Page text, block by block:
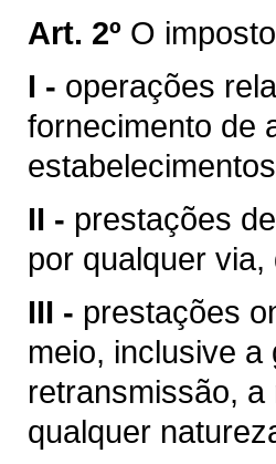
Art. 2º O
I - operações
fornecimento de
II - prestações
por qualquer
III - prestações
meio, inclusive
retransmissão,
qualquer